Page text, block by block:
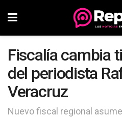
Fiscalía cambia
del periodista
Veracruz
Nuevo fiscal regional